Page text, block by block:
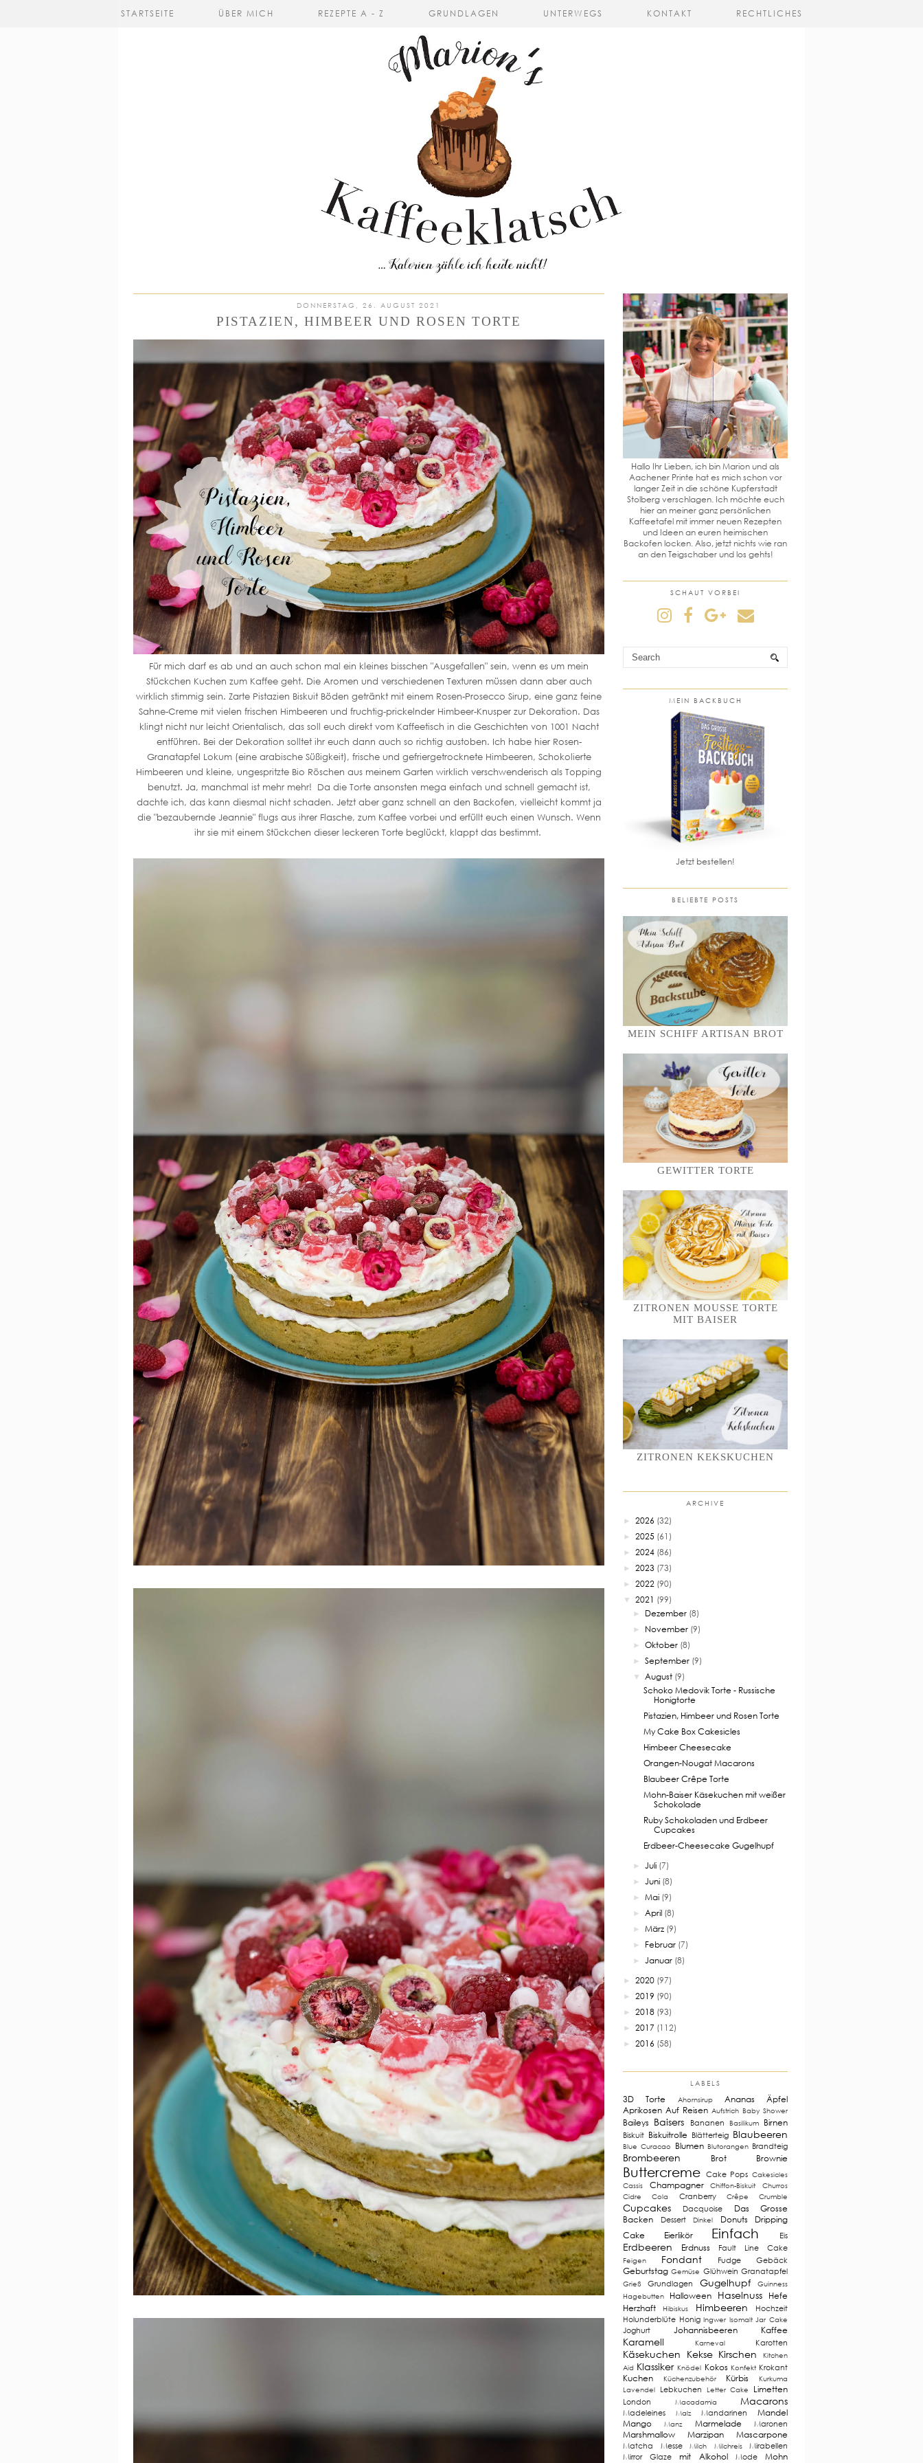
STARTSEITE ÜBER MICH REZEPTE A - Z GRUNDLAGEN UNTERWEGS KONTAKT RECHTLICHES
DONNERSTAG, 26. AUGUST 2021
PISTAZIEN, HIMBEER UND ROSEN TORTE
Für mich darf es ab und an auch schon mal ein kleines bisschen "Ausgefallen" sein, wenn es um mein
Stückchen Kuchen zum Kaffee geht. Die Aromen und verschiedenen Texturen müssen dann aber auch
wirklich stimmig sein. Zarte Pistazien Biskuit Böden getränkt mit einem Rosen-Prosecco Sirup, eine ganz feine
Sahne-Creme mit vielen frischen Himbeeren und fruchtig-prickelnder Himbeer-Knusper zur Dekoration. Das
klingt nicht nur leicht Orientalisch, das soll euch direkt vom Kaffeetisch in die Geschichten von 1001 Nacht
entführen. Bei der Dekoration solltet ihr euch dann auch so richtig austoben. Ich habe hier Rosen-
Granatapfel Lokum (eine arabische Süßigkeit), frische und gefriergetrocknete Himbeeren, Schokolierte
Himbeeren und kleine, ungespritzte Bio Röschen aus meinem Garten wirklich verschwenderisch als Topping
benutzt. Ja, manchmal ist mehr mehr! Da die Torte ansonsten mega einfach und schnell gemacht ist,
dachte ich, das kann diesmal nicht schaden. Jetzt aber ganz schnell an den Backofen, vielleicht kommt ja
die "bezaubernde Jeannie" flugs aus ihrer Flasche, zum Kaffee vorbei und erfüllt euch einen Wunsch. Wenn
ihr sie mit einem Stückchen dieser leckeren Torte beglückt, klappt das bestimmt.
Hallo Ihr Lieben, ich bin Marion und als
Aachener Printe hat es mich schon vor
langer Zeit in die schöne Kupferstadt
Stolberg verschlagen. Ich möchte euch
hier an meiner ganz persönlichen
Kaffeetafel mit immer neuen Rezepten
und Ideen an euren heimischen
Backofen locken. Also, jetzt nichts wie ran
an den Teigschaber und los gehts!
SCHAUT VORBEI
MEIN BACKBUCH
Jetzt bestellen!
BELIEBTE POSTS
MEIN SCHIFF ARTISAN BROT
GEWITTER TORTE
ZITRONEN MOUSSE TORTE
MIT BAISER
ZITRONEN KEKSKUCHEN
ARCHIVE
► 2026 (32)
► 2025 (61)
► 2024 (86)
► 2023 (73)
► 2022 (90)
▼ 2021 (99)
► Dezember (8)
► November (9)
►Oktober (8)
►September (9)
▼ August (9)
Schoko Medovik Torte - Russische
Honigtorte
Pistazien, Himbeer und Rosen Torte
My Cake Box Cakesicles
Himbeer Cheesecake
Orangen-Nougat Macarons
Blaubeer Crêpe Torte
Mohn-Baiser Käsekuchen mit weißer
Schokolade
Ruby Schokoladen und Erdbeer
Cupcakes
Erdbeer-Cheesecake Gugelhupf
►Juli (7)
►Juni (8)
►Mai (9)
►April (8)
►März (9)
► Februar (7)
►Januar (8)
► 2020 (97)
► 2019 (90)
► 2018 (93)
► 2017 (112)
► 2016 (58)
LABELS
3D Torte Ahornsirup Ananas
Äpfel
Aprikosen Auf Reisen Aufstrich Baby Shower
Baileys Baisers Bananen Basilikum Birnen
Biskuit Biskuitrolle Blätterteig Blaubeeren
Blue Curacao Blumen Blutorangen Brandteig
Brombeeren Brot Brownie
Buttercreme Cake Pops Cakesicles
Cassis
Champagner Chiffon-Biskuit
Churros
Cidre
Cola Cranberry Crêpe Crumble
Cupcakes Dacquoise
Das Grosse
Backen
Dessert Dinkel Donuts
Dripping
Cake
Eierlikör Einfach Eis
Erdbeeren Erdnuss Fault Line Cake
Feigen Fondant Fudge Gebäck
Geburtstag Gemüse Glühwein Granatapfel
Grieß Grundlagen Gugelhupf
Guinness
Hagebutten
Halloween Haselnuss
Hefe
Herzhaft
Hibiskus Himbeeren
Hochzeit
Holunderblüte Honig Ingwer Isomalt Jar Cake
Joghurt Johannisbeeren Kaffee
Karamell Karneval Karotten
Käsekuchen Kekse Kirschen
Kitchen
Aid Klassiker Knödel Kokos Konfekt Krokant
Kuchen Küchenzubehör Kürbis
Kurkuma
Lavendel
Lebkuchen Letter Cake Limetten
London Macadamia Macarons
Madeleines Malz Mandarinen
Mandel
Mango
Manz Marmelade Maronen
Marshmallow Marzipan Mascarpone
Matcha Messe Milch Milchreis
Mirabellen
Mirror Glaze
mit Alkohol Mode Mohn